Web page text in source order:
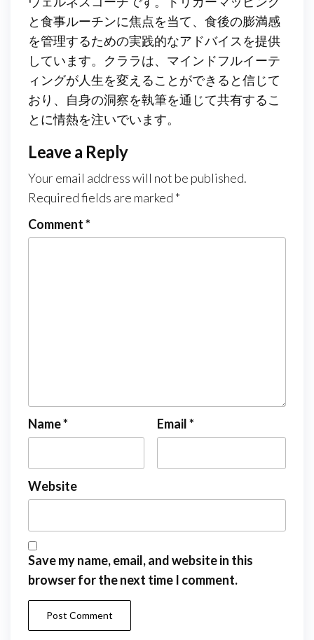
と食事ルーチンに焦点を当て、食後の膨満感
を管理するための実践的なアドバイスを提供
しています。クララは、マインドフルイーテ
ィングが人生を変えることができると信じて
おり、自身の洞察を執筆を通じて共有するこ
とに情熱を注いでいます。
Leave a Reply
Your email address will not be published.
Required fields are marked *
Comment*
Name* Email*
Website
Save my name, email, and website in this
browser for the next time I comment.